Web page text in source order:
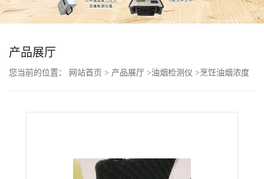
首
页
公
产品展厅
您当前的位置： 网站首页 > 产品展厅 >油烟检测仪 >烹饪油烟浓度